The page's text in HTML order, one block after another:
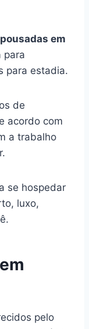
pousadas em
para
para estadia.
de
acordo com
a trabalho
se hospedar
luxo,
pelo